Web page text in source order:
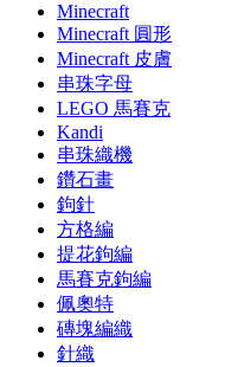
Minecraft
Minecraft 圓形
Minecraft 皮膚
串珠字母
LEGO 馬賽克
Kandi
串珠織機
鑽石畫
鉤針
方格編
提花鉤編
馬賽克鉤編
佩奧特
磚塊編織
針織